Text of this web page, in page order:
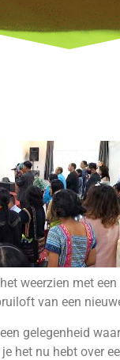
weerzien met
van een
gelegenheid
het nu hebt over